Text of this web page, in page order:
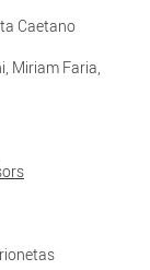
Caetano
Miriam Faria,